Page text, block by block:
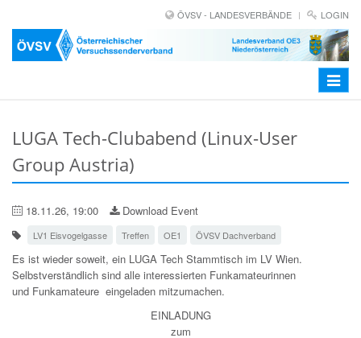
ÖVSV - LANDESVERBÄNDE LOGIN
Toggle
LUGA Tech-Clubabend (Linux-User
Group Austria)
18.11.26, 19:00 Download Event
LV1 Eisvogelgasse Treffen OE1 ÖVSV Dachverband
Es ist wieder soweit, ein LUGA Tech Stammtisch im LV Wien.
Selbstverständlich sind alle interessierten Funkamateurinnen
und Funkamateure eingeladen mitzumachen.
EINLADUNG
zum